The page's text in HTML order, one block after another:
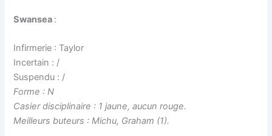
Swansea :
Infirmerie : Taylor
Incertain : /
Suspendu : /
Forme : N
Casier disciplinaire : 1 jaune, aucun rouge.
Meilleurs buteurs : Michu, Graham (1).